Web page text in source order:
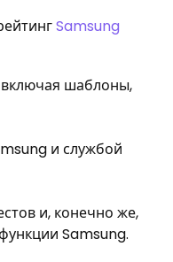
Samsung
шаблоны,
и службой
и, конечно же,
Samsung.